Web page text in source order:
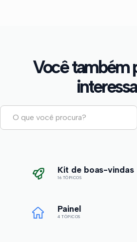
Você também
Kit de boas-vindas
16 TÓPICOS
Painel
4 TÓPICOS